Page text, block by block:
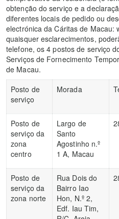
obtenção do serviço e a
diferentes locais de pedido ou
electrónica da Cáritas de Macau:
quaisquer esclarecimentos,
telefone, os 4 postos de serviço
Serviços de Fornecimento
de Macau.
Posto de
serviço
Morada
Posto de
serviço da
zona
centro
Largo de
Santo
Agostinho n.º
1 A, Macau
Posto de
serviço da
zona norte
Rua Dois do
Bairro Iao
Hon, N.º 2,
Edf. Iau Tim,